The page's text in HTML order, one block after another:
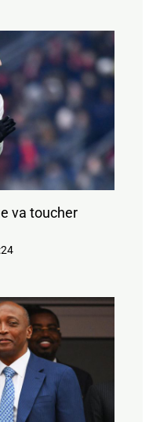
va toucher